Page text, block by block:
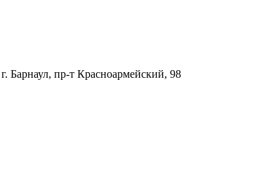
Барнаул, пр-т Красноармейский, 98